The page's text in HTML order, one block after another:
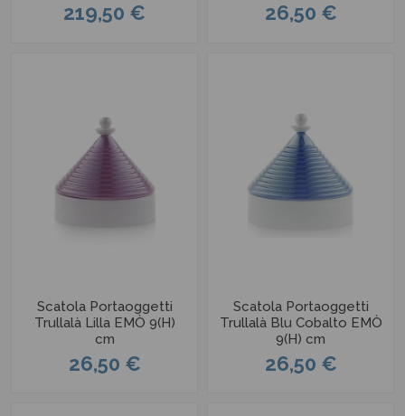
219,50 € 26,50 €
Scatola Portaoggetti
Trullalà Lilla EMÒ 9(H)
cm
26,50 €
Scatola Portaoggetti
Trullalà Blu Cobalto EMÒ
9(H) cm
26,50 €